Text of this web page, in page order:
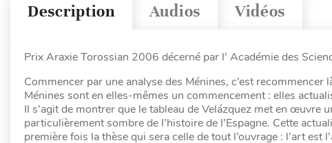
Vidéos
Audios
Description
Prix Araxie Torossian 2006 décerné par l’ Académie des
Commencer par une analyse des Ménines, c’est
Ménines sont en elles-mêmes un commencement : elles
Il s’agit de montrer que le tableau de Velázquez met en
particulièrement sombre de l’histoire de l’Espagne. Cette
première fois la thèse qui sera celle de tout l’ouvrage : l’art